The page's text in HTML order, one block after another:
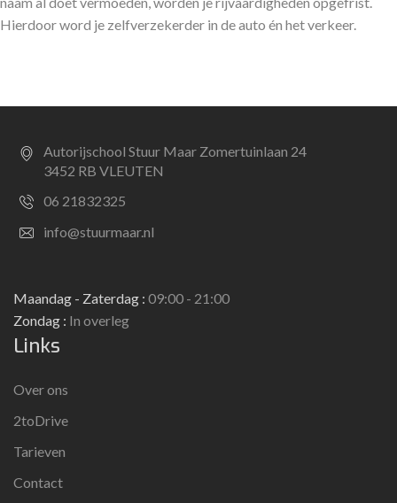
Hierdoor word je zelfverzekerder in de auto én het verkeer.
Autorijschool Stuur Maar Zomertuinlaan 24
3452 RB VLEUTEN
06 21832325
info@stuurmaar.nl
Maandag - Zaterdag : 09:00 - 21:00
Zondag : In overleg
Links
Over ons
2toDrive
Tarieven
Contact